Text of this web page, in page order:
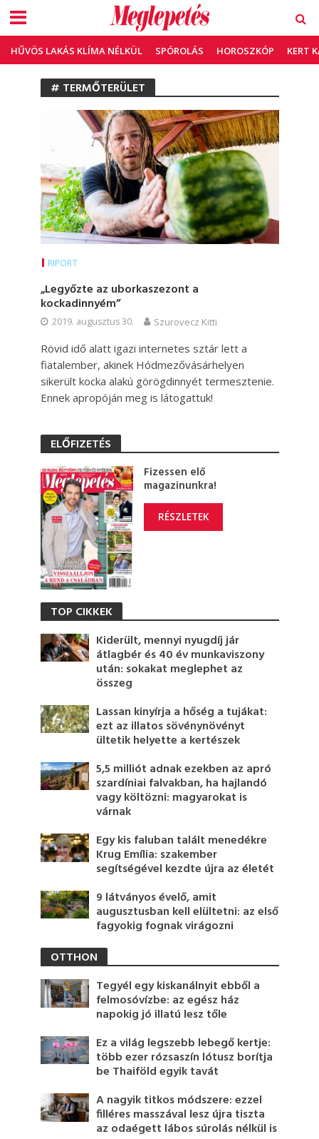
HŰVÖS LAKÁS KLÍMA NÉLKÜL SPÓROLÁS HOROSZKÓP KERT
# TERMŐTERÜLET
RIPORT
„Legyőzte az uborkaszezont a
kockadinnyém”
2019. augusztus 30. Szurovecz Kitti
Rövid idő alatt igazi internetes sztár lett a
fiatalember, akinek Hódmezővásárhelyen
sikerült kocka alakú görögdinnyét termesztenie.
Ennek apropóján meg is látogattuk!
ELŐFIZETÉS
Fizessen elő
magazinunkra!
RÉSZLETEK
TOP CIKKEK
Kiderült, mennyi nyugdíj jár
átlagbér és 40 év munkaviszony
után: sokakat meglephet az
összeg
Lassan kinyírja a hőség a tujákat:
ezt az illatos sövénynövényt
ültetik helyette a kertészek
5,5 milliót adnak ezekben az apró
szardíniai falvakban, ha hajlandó
vagy költözni: magyarokat is
várnak
Egy kis faluban talált menedékre
Krug Emília: szakember
segítségével kezdte újra az életét
9 látványos évelő, amit
augusztusban kell elültetni: az első
fagyokig fognak virágozni
OTTHON
Tegyél egy kiskanálnyit ebből a
felmosóvízbe: az egész ház
napokig jó illatú lesz tőle
Ez a világ legszebb lebegő kertje:
több ezer rózsaszín lótusz borítja
be Thaiföld egyik tavát
A nagyik titkos módszere: ezzel
filléres masszával lesz újra tiszta
az odaégett lábos súrolás nélkül is